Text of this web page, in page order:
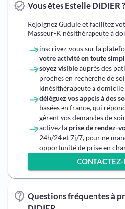
Vous êtes Estelle DIDIER ?
Rejoignez Gudule et facilitez
Masseur-Kinésithérapeute à
inscrivez-vous sur la
votre activité en toute
soyez visibleauprès des
proches en recherche de
kinésithérapeute à domicile
déléguez vos appels à des
basées en france, qui
gèrent vos demandes de
activez la prise de rendez-
24h/24 et 7j/7, pour ne
opportunité de prise en
CONTACTEZ-
Questions fréquentes à